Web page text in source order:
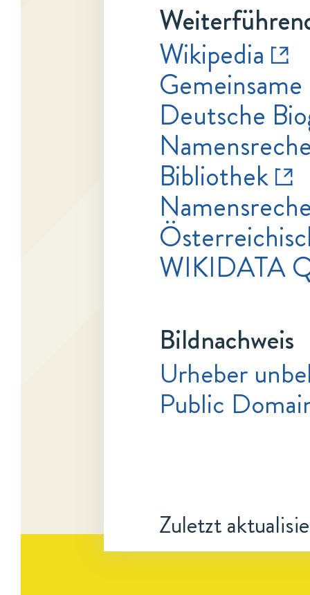
Wikipedia
Deutsche
Bibliothek
WIKIDATA
Bildnachweis
Urheber
Public
Zuletzt